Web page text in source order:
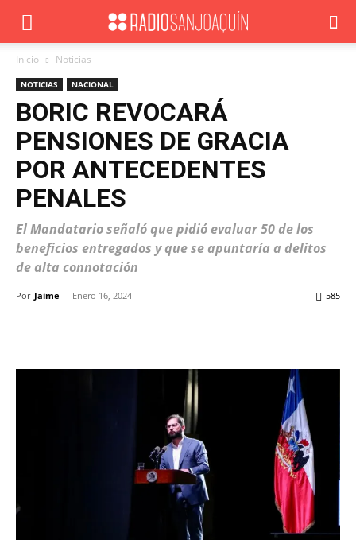
Inicio Noticias
NOTICIAS NACIONAL
BORIC REVOCARÁ
PENSIONES DE GRACIA
POR ANTECEDENTES
PENALES
El Mandatario señaló que pidió evaluar 50 de los
beneficios entregados y que se apuntaría a delitos
de alta connotación
Por Jaime - Enero 16, 2024 585